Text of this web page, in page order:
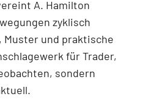
A. Hamilton
zyklisch
und praktische
für Trader,
sondern